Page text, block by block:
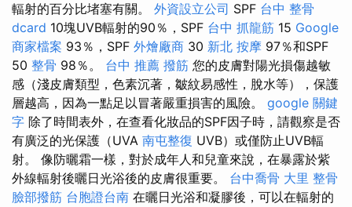
輻射的百分比堵塞有關。 外資設立公司 SPF 台中 整骨
dcard 10塊UVB輻射的90％，SPF 台中 抓龍筋 15 Google
商家檔案 93％，SPF 外燴廠商 30 新北 按摩 97％和SPF
50 整骨 98％。 台中 推薦 撥筋 您的皮膚對陽光損傷越敏
感（淺皮膚類型，色素沉著，皺紋易感性，脫水等），保護
層越高，因為一點足以冒著嚴重損害的風險。 google 關鍵
字 除了時間表外，在查看化妝品的SPF因子時，請觀察是否
有廣泛的光保護（UVA 南屯整復 UVB）或僅防止UVB輻
射。 像防曬霜一樣，對於成年人和兒童來說，在暴露於紫
外線輻射後曬日光浴後的皮膚很重要。 台中喬骨 大里 整骨
臉部撥筋 台胞證台南 在曬日光浴和凝膠後，可以在輻射的